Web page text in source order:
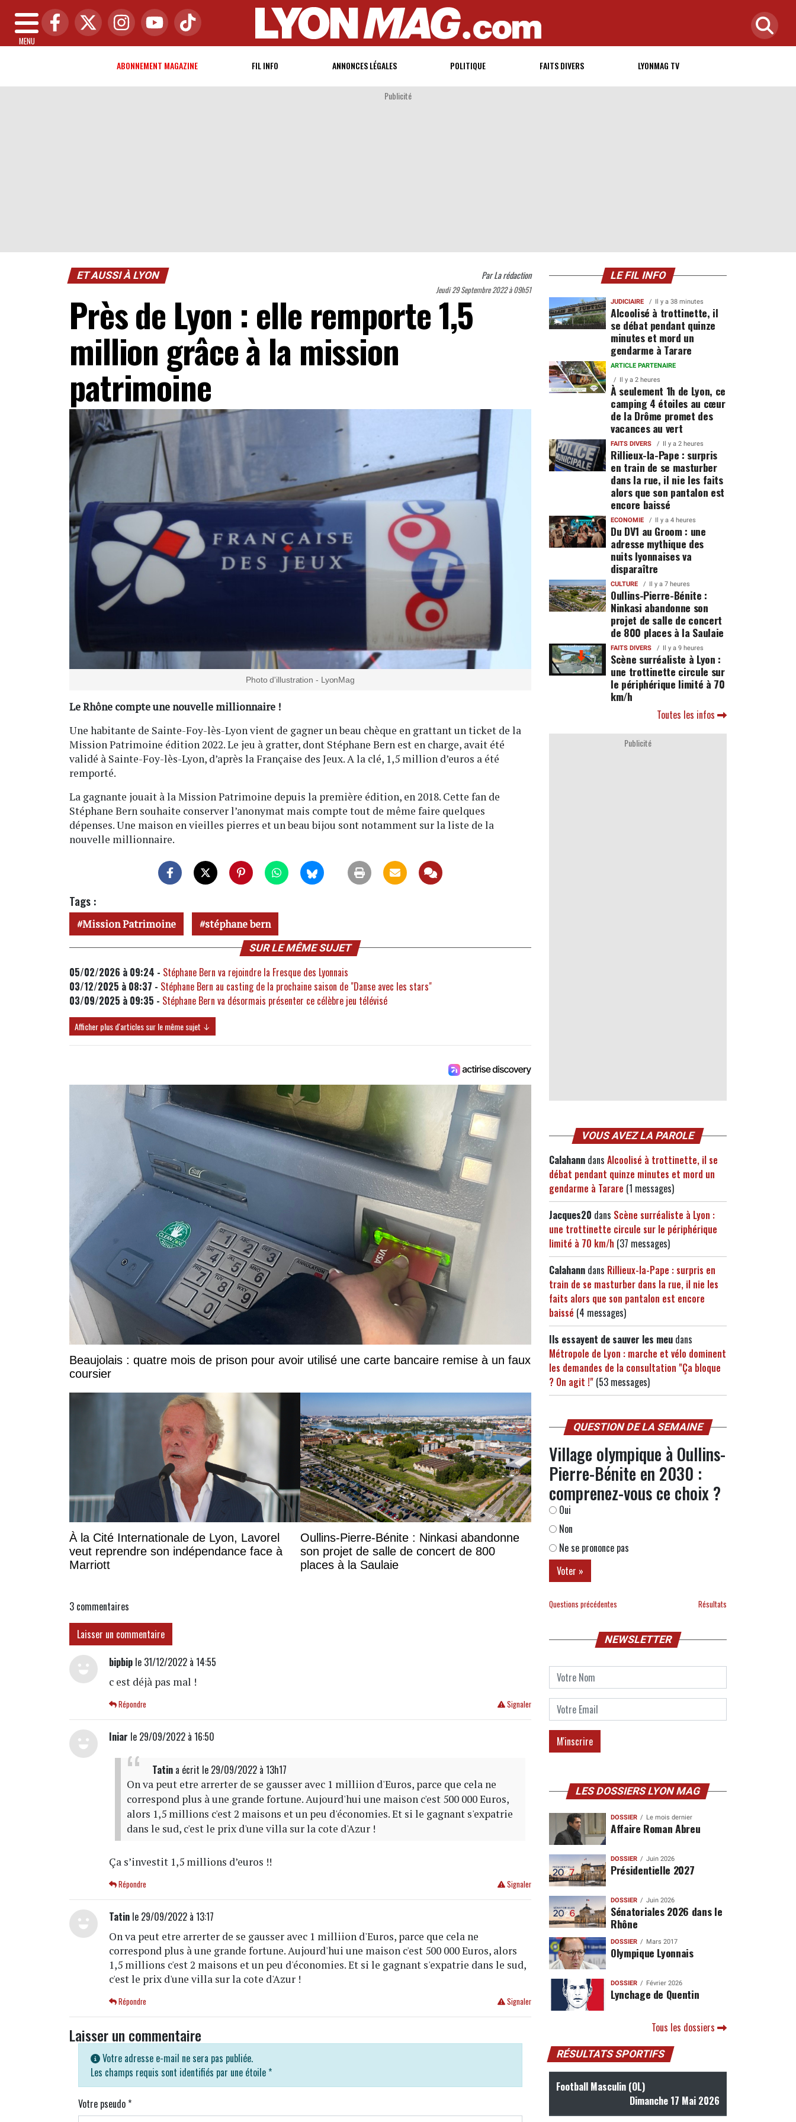
MENU
ABONNEMENT MAGAZINE FIL INFO ANNONCES LÉGALES POLITIQUE FAITS DIVERS LYONMAG TV
Publicité
ET AUSSI À LYON ParLa rédaction
Jeudi 29 Septembre 2022 à 09h51
Près de Lyon : elle remporte 1,5
million grâce à la mission
patrimoine
Photo d'illustration - LyonMag
Le Rhône compte une nouvelle millionnaire !
Une habitante de Sainte-Foy-lès-Lyon vient de gagner un beau chèque en grattant un ticket de la
Mission Patrimoine édition 2022. Le jeu à gratter, dont Stéphane Bern est en charge, avait été
validé à Sainte-Foy-lès-Lyon, d’après la Française des Jeux. A la clé, 1,5 million d’euros a été
remporté.
La gagnante jouait à la Mission Patrimoine depuis la première édition, en 2018. Cette fan de
Stéphane Bern souhaite conserver l’anonymat mais compte tout de même faire quelques
dépenses. Une maison en vieilles pierres et un beau bijou sont notamment sur la liste de la
nouvelle millionnaire.
Tags :
Mission Patrimoine stéphane bern
SUR LE MÊME SUJET
05/02/2026 à 09:24 - Stéphane Bern va rejoindre la Fresque des Lyonnais
03/12/2025 à 08:37 - Stéphane Bern au casting de la prochaine saison de "Danse avec les stars"
03/09/2025 à 09:35 - Stéphane Bern va désormais présenter ce célèbre jeu télévisé
Afficher plus d'articles sur le même sujet ↓
Beaujolais : quatre mois de prison pour avoir utilisé une carte bancaire remise à un faux
coursier
À la Cité Internationale de Lyon, Lavorel
veut reprendre son indépendance face à
Marriott
Oullins-Pierre-Bénite : Ninkasi abandonne
son projet de salle de concert de 800
places à la Saulaie
3 commentaires
Laisser un commentaire
bipbip le 31/12/2022 à 14:55
c est déjà pas mal !
Signaler
Répondre
Iniar le 29/09/2022 à 16:50
Tatin a écrit le 29/09/2022 à 13h17
On va peut etre arrerter de se gausser avec 1 milliion d'Euros, parce que cela ne
correspond plus à une grande fortune. Aujourd'hui une maison c'est 500 000 Euros,
alors 1,5 millions c'est 2 maisons et un peu d'économies. Et si le gagnant s'expatrie
dans le sud, c'est le prix d'une villa sur la cote d'Azur !
Ça s’investit 1,5 millions d’euros !!
Signaler
Répondre
Tatin le 29/09/2022 à 13:17
On va peut etre arrerter de se gausser avec 1 milliion d'Euros, parce que cela ne
correspond plus à une grande fortune. Aujourd'hui une maison c'est 500 000 Euros, alors
1,5 millions c'est 2 maisons et un peu d'économies. Et si le gagnant s'expatrie dans le sud,
c'est le prix d'une villa sur la cote d'Azur !
Signaler
Répondre
Laisser un commentaire
Votre adresse e-mail ne sera pas publiée.
Les champs requis sont identifiés par une étoile *
Votre pseudo*
LE FIL INFO
JUDICIAIRE Il y a 38 minutes
Alcoolisé à trottinette, il
se débat pendant quinze
minutes et mord un
gendarme à Tarare
ARTICLE PARTENAIRE
Il y a 2 heures
À seulement 1h de Lyon, ce
camping 4 étoiles au cœur
de la Drôme promet des
vacances au vert
FAITS DIVERS Il y a 2 heures
Rillieux-la-Pape : surpris
en train de se masturber
dans la rue, il nie les faits
alors que son pantalon est
encore baissé
ECONOMIE Il y a 4 heures
Du DV1 au Groom : une
adresse mythique des
nuits lyonnaises va
disparaître
CULTURE Il y a 7 heures
Oullins-Pierre-Bénite :
Ninkasi abandonne son
projet de salle de concert
de 800 places à la Saulaie
FAITS DIVERS Il y a 9 heures
Scène surréaliste à Lyon :
une trottinette circule sur
le périphérique limité à 70
km/h
Toutes les infos
Publicité
VOUS AVEZ LA PAROLE
Calahann dans Alcoolisé à trottinette, il se
débat pendant quinze minutes et mord un
gendarme à Tarare (1 messages)
Jacques20 dans Scène surréaliste à Lyon :
une trottinette circule sur le périphérique
limité à 70 km/h (37 messages)
Calahann dans Rillieux-la-Pape : surpris en
train de se masturber dans la rue, il nie les
faits alors que son pantalon est encore
baissé (4 messages)
Ils essayent de sauver les meu dans
Métropole de Lyon : marche et vélo dominent
les demandes de la consultation "Ça bloque
? On agit !" (53 messages)
QUESTION DE LA SEMAINE
Village olympique à Oullins-
Pierre-Bénite en 2030 :
comprenez-vous ce choix ?
Oui
Non
Ne se prononce pas
Questions précédentes Résultats
NEWSLETTER
LES DOSSIERS LYON MAG
DOSSIER Le mois dernier
Affaire Roman Abreu
DOSSIER Juin 2026
Présidentielle 2027
DOSSIER Juin 2026
Sénatoriales 2026 dans le
Rhône
DOSSIER Mars 2017
Olympique Lyonnais
DOSSIER Février 2026
Lynchage de Quentin
Tous les dossiers
RÉSULTATS SPORTIFS
Football Masculin (OL)
Dimanche 17 Mai 2026